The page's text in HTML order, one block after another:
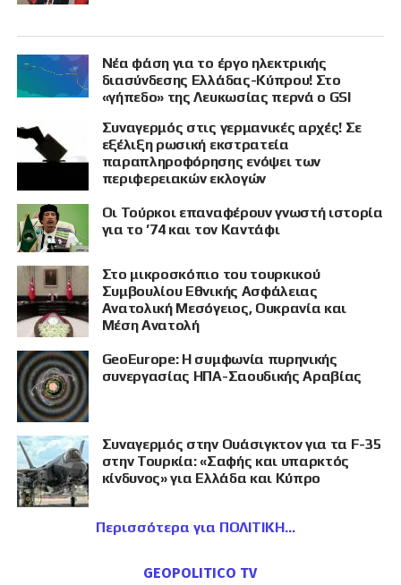
Νέα φάση για το έργο ηλεκτρικής
διασύνδεσης Ελλάδας-Κύπρου! Στο
«γήπεδο» της Λευκωσίας περνά ο GSI
Συναγερμός στις γερμανικές αρχές! Σε
εξέλιξη ρωσική εκστρατεία
παραπληροφόρησης ενόψει των
περιφερειακών εκλογών
Οι Τούρκοι επαναφέρουν γνωστή ιστορία
για το ’74 και τον Καντάφι
Στο μικροσκόπιο του τουρκικού
Συμβουλίου Εθνικής Ασφάλειας
Ανατολική Μεσόγειος, Ουκρανία και
Μέση Ανατολή
GeoEurope: Η συμφωνία πυρηνικής
συνεργασίας ΗΠΑ-Σαουδικής Αραβίας
Συναγερμός στην Ουάσιγκτον για τα F-35
στην Τουρκία: «Σαφής και υπαρκτός
κίνδυνος» για Ελλάδα και Κύπρο
Περισσότερα για ΠΟΛΙΤΙΚΗ
GEOPOLITICO TV